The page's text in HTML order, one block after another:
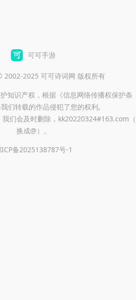
可可手游
2025 可可诗词网 版权所有
知识产权，根据《信息网络传播权保护条
们转载的作品侵犯了您的权利,
我们会及时删除，kk20220324#163.com
换成@）。
备2025138787号-1